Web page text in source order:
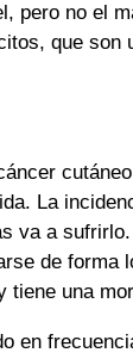
pero no el
que son
La
va a
de forma
tiene una
en